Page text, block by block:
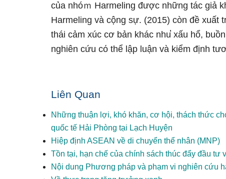
của nhóｍ Harmeling được những tác giả
Harmeling và cộng sự. (2015) còn đề
thái cảm xúc cơ bản khác nhu̕ xấu hổ,
nghiên cứu cό thể lập luận và kiểm định
Liên Quan
Những thuận lợi, khó khăn, cơ hội, thách thức
quốc tế Hải Phòng tại Lạch Huyện
Hiệp định ASEAN về di chuyển thể nhân (MNP)
Tồn tại, hạn chế của chính sách thúc đẩy đầu tư
Nội dung Phương pháp và phạm vi nghiên cứu